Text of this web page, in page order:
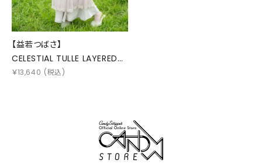
【益若つばさ】
CELESTIAL TULLE LAYERED
DRESS
￥13,640 (税込)